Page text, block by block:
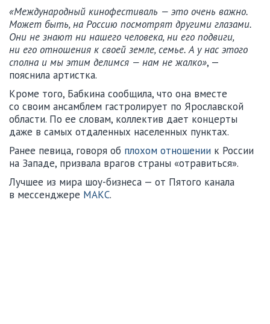
«Международный кинофестиваль — это очень важно.
Может быть, на Россию посмотрят другими глазами.
Они не знают ни нашего человека, ни его подвиги,
ни его отношения к своей земле, семье. А у нас этого
сполна и мы этим делимся — нам не жалко», —
пояснила артистка.
Кроме того, Бабкина сообщила, что она вместе
со своим ансамблем гастролирует по Ярославской
области. По ее словам, коллектив дает концерты
даже в самых отдаленных населенных пунктах.
Ранее певица, говоря об плохом отношении к России
на Западе, призвала врагов страны «отравиться».
Лучшее из мира шоу-бизнеса — от Пятого канала
в мессенджере МАКС.